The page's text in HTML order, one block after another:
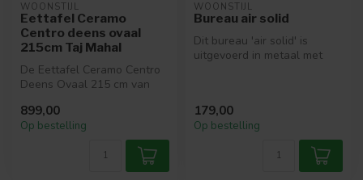
WOONSTIJL
Eettafel Ceramo
Centro deens ovaal
215cm Taj Mahal
De Eettafel Ceramo Centro
Deens Ovaal 215 cm van
luxe k...
899,00
Op bestelling
WOONSTIJL
Bureau air solid
Dit bureau 'air solid' is
uitgevoerd in metaal met
179,00
Op bestelling